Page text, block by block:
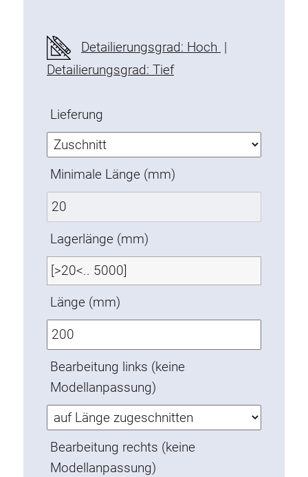
Befestigungsleisten
Uniblöcke
Befestigungswinkel
T-Schrauben
Gewindeteile
Gewindeplatten
Doppelgewindeplatten
Halbrundgewindeplatten
Nutensteine
Nutensteine schwenkbar
Doppelnutensteine
Hammermuttern
Verdrehsicherungen
Gewindeeinsätze
Bodenverbindungselemente
Rollenelemente
Kunststoffelemente
Kabelkanäle
Flächenelemente
Scharniere und Gelenke
Detailierungsgrad: Hoch |
Detailierungsgrad: Tief
Lieferung
Minimale Länge (mm)
Lagerlänge (mm)
Länge (mm)
Bearbeitung links (keine
Modellanpassung)
Bearbeitung rechts (keine
Modellanpassung)